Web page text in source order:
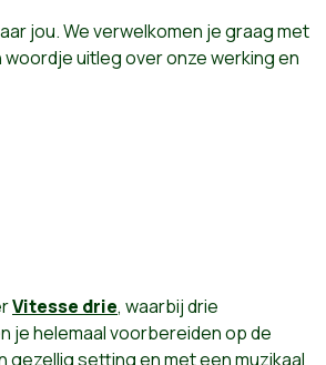
jou. We verwelkomen je graag met
uitleg over onze werking en
Vitesse drie, waarbij drie
je helemaal voorbereiden op de
gezellig setting en met een muzikaal